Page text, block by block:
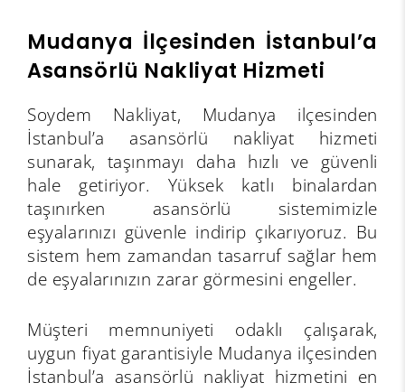
Mudanya İlçesinden İstanbul’a
Asansörlü Nakliyat Hizmeti
Soydem Nakliyat, Mudanya ilçesinden
İstanbul’a asansörlü nakliyat hizmeti
sunarak, taşınmayı daha hızlı ve güvenli
hale getiriyor. Yüksek katlı binalardan
taşınırken asansörlü sistemimizle
eşyalarınızı güvenle indirip çıkarıyoruz. Bu
sistem hem zamandan tasarruf sağlar hem
de eşyalarınızın zarar görmesini engeller.
Müşteri memnuniyeti odaklı çalışarak,
uygun fiyat garantisiyle Mudanya ilçesinden
İstanbul’a asansörlü nakliyat hizmetini en